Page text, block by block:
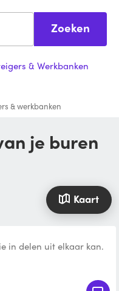
Zoeken
& Werkbanken
& werkbanken
Kaart
in delen uit elkaar kan.